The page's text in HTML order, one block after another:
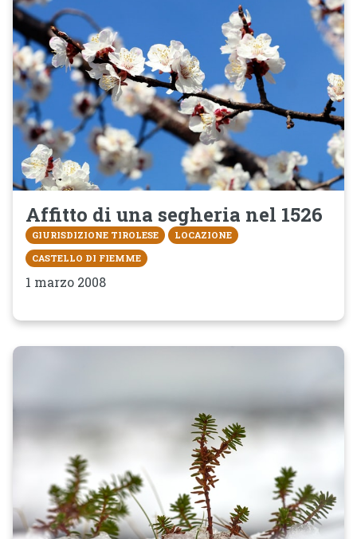
Affitto di una segheria nel 1526
GIURISDIZIONE TIROLESE
LOCAZIONE
CASTELLO DI FIEMME
1 marzo 2008